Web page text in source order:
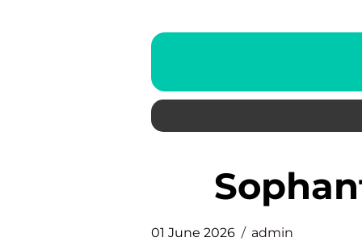
01 June 2026 admin